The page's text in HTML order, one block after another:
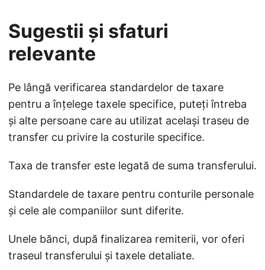
Sugestii și sfaturi
relevante
Pe lângă verificarea standardelor de taxare
pentru a înțelege taxele specifice, puteți întreba
și alte persoane care au utilizat același traseu de
transfer cu privire la costurile specifice.
Taxa de transfer este legată de suma transferului.
Standardele de taxare pentru conturile personale
și cele ale companiilor sunt diferite.
Unele bănci, după finalizarea remiterii, vor oferi
traseul transferului și taxele detaliate.